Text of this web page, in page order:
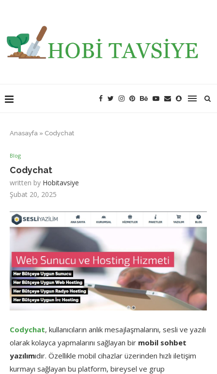
Anasayfa » Codychat
Blog
Codychat
written by Hobitavsiye
Şubat 20, 2025
Codychat, kullanıcıların anlık mesajlaşmalarını, sesli ve yazılı
olarak kolayca yapmalarını sağlayan bir mobil sohbet
yazılımıdır. Özellikle mobil cihazlar üzerinden hızlı iletişim
kurmayı sağlayan bu platform, bireysel ve grup